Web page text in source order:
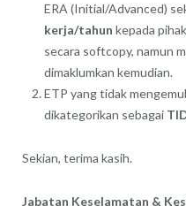
ERA (Initial/Advanced)
kerja/tahun kepada
secara softcopy, namun
dimaklumkan kemudian.
ETP yang tidak
dikategorikan sebagai
Sekian, terima kasih.
Jabatan Keselamatan &